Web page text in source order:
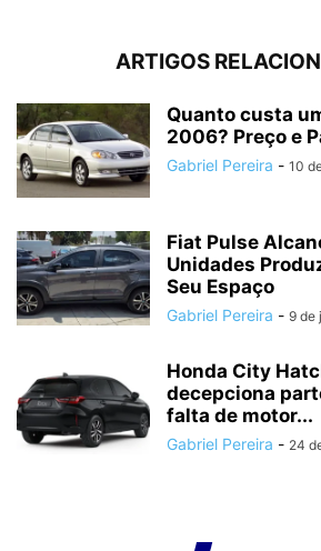
ARTIGOS
Quanto custa
2006? Preço e
Gabriel Pereira - 10
Fiat Pulse
Unidades
Seu Espaço
Gabriel Pereira - 9 de
Honda City
decepciona
falta de motor...
Gabriel Pereira - 24